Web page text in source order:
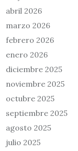
abril 2026
marzo 2026
febrero 2026
enero 2026
diciembre 2025
noviembre 2025
octubre 2025
septiembre 2025
agosto 2025
julio 2025